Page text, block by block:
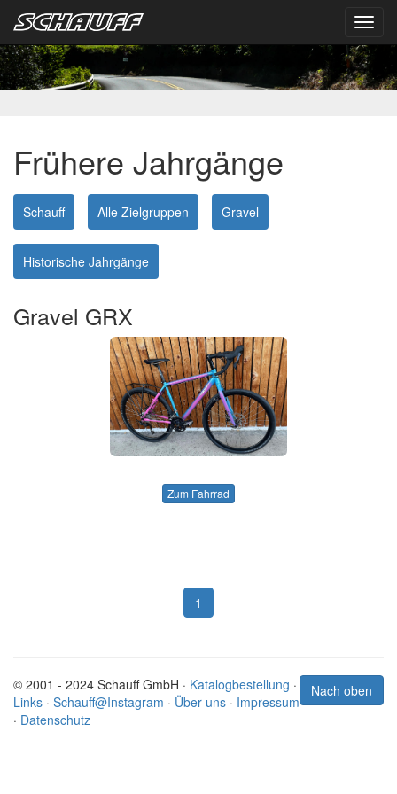
Frühere Jahrgänge
Schauff Alle Zielgruppen Gravel
Historische Jahrgänge
Gravel GRX
Zum Fahrrad
1
Nach oben
© 2001 - 2024 Schauff GmbH · Katalogbestellung ·
Links · Schauff@Instagram · Über uns · Impressum
· Datenschutz